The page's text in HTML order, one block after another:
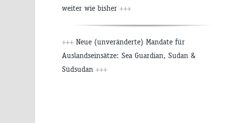
weiter wie bisher +++
+++ Neue (unveränderte) Mandate für
Auslandseinsätze: Sea Guardian, Sudan &
Südsudan +++